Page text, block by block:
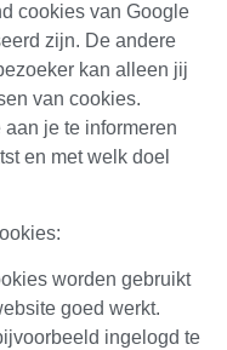
cookies van Google
zijn. De andere
kan alleen jij
van cookies.
je te informeren
en met welk doel
worden gebruikt
goed werkt.
ingelogd te